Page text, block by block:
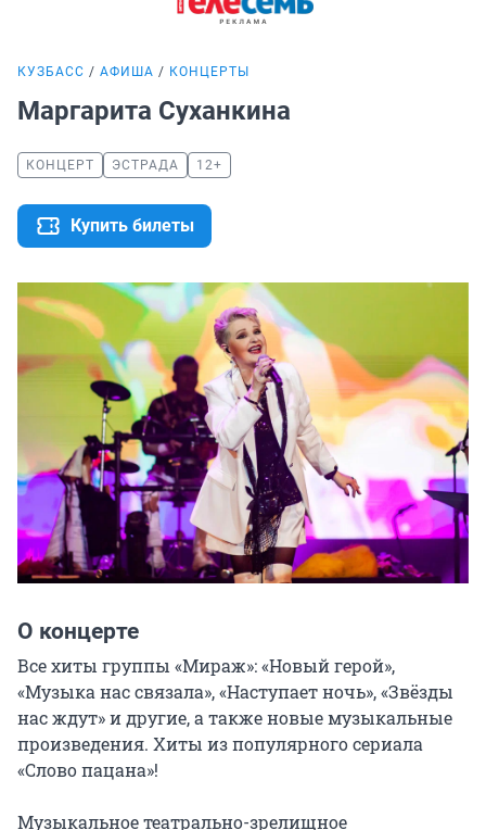
КУЗБАСС АФИША КОНЦЕРТЫ
Маргарита Суханкина
КОНЦЕРТ ЭСТРАДА 12+
Купить билеты
О концерте
Все хиты группы «Мираж»: «Новый герой»,
«Музыка нас связала», «Наступает ночь», «Звёзды
нас ждут» и другие, а также новые музыкальные
произведения. Хиты из популярного сериала
«Слово пацана»!
Музыкальное театрально-зрелищное